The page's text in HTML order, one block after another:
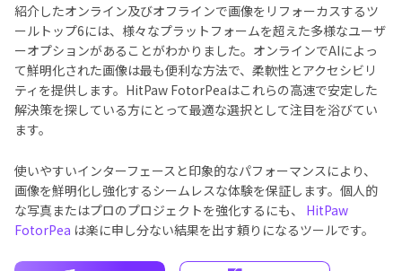
紹介したオンライン及びオフラインで画像をリフォーカスするツ
ールトップ6には、様々なプラットフォームを超えた多様なユーザ
ーオプションがあることがわかりました。オンラインでAIによっ
て鮮明化された画像は最も便利な方法で、柔軟性とアクセシビリ
ティを提供します。HitPaw FotorPeaはこれらの高速で安定した
解決策を探している方にとって最適な選択として注目を浴びてい
ます。
使いやすいインターフェースと印象的なパフォーマンスにより、
画像を鮮明化し強化するシームレスな体験を保証します。個人的
な写真またはプロのプロジェクトを強化するにも、 HitPaw
FotorPea は楽に申し分ない結果を出す頼りになるツールです。